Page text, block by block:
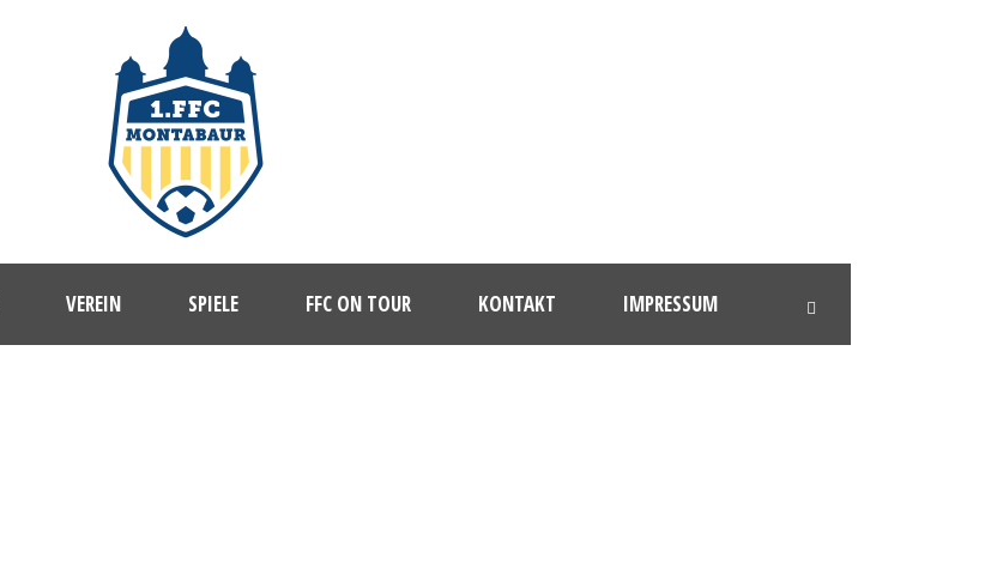
VEREIN SPIELE FFC ON TOUR KONTAKT IMPRESSUM